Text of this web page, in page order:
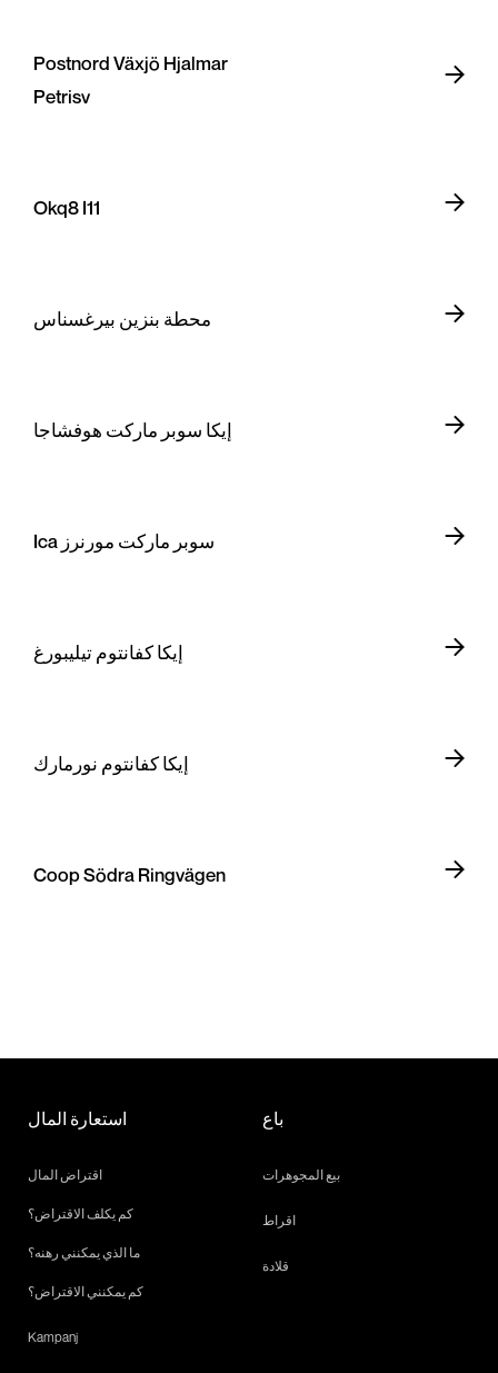
Postnord Växjö Hjalmar
Petrisv
Okq8 I11
محطة بنزين بيرغسناس
إيكا سوبر ماركت هوفشاجا
Ica سوبر ماركت مورنرز
إيكا كفانتوم تيليبورغ
إيكا كفانتوم نورمارك
Coop Södra Ringvägen
استعارة المال
اقتراض المال
كم يمكنني الاقتراض؟
Kampanj
باع
بيع المجوهرات
اقراط
قلادة